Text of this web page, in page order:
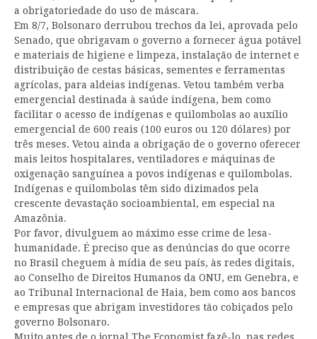
a obrigatoriedade do uso de máscara.
Em 8/7, Bolsonaro derrubou trechos da lei, aprovada pelo
Senado, que obrigavam o governo a fornecer água potável
e materiais de higiene e limpeza, instalação de internet e
distribuição de cestas básicas, sementes e ferramentas
agrícolas, para aldeias indígenas. Vetou também verba
emergencial destinada à saúde indígena, bem como
facilitar o acesso de indígenas e quilombolas ao auxílio
emergencial de 600 reais (100 euros ou 120 dólares) por
três meses. Vetou ainda a obrigação de o governo oferecer
mais leitos hospitalares, ventiladores e máquinas de
oxigenação sanguínea a povos indígenas e quilombolas.
Indígenas e quilombolas têm sido dizimados pela
crescente devastação socioambiental, em especial na
Amazônia.
Por favor, divulguem ao máximo esse crime de lesa-
humanidade. É preciso que as denúncias do que ocorre
no Brasil cheguem à mídia de seu país, às redes digitais,
ao Conselho de Direitos Humanos da ONU, em Genebra, e
ao Tribunal Internacional de Haia, bem como aos bancos
e empresas que abrigam investidores tão cobiçados pelo
governo Bolsonaro.